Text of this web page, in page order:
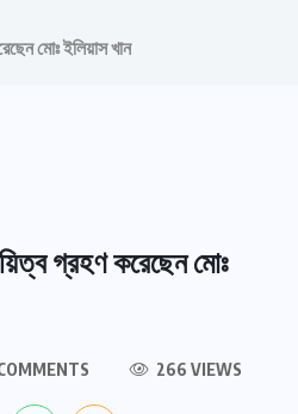
মোঃ ইলিয়াস খান
গ্রহণ করেছেন মোঃ
266 VIEWS